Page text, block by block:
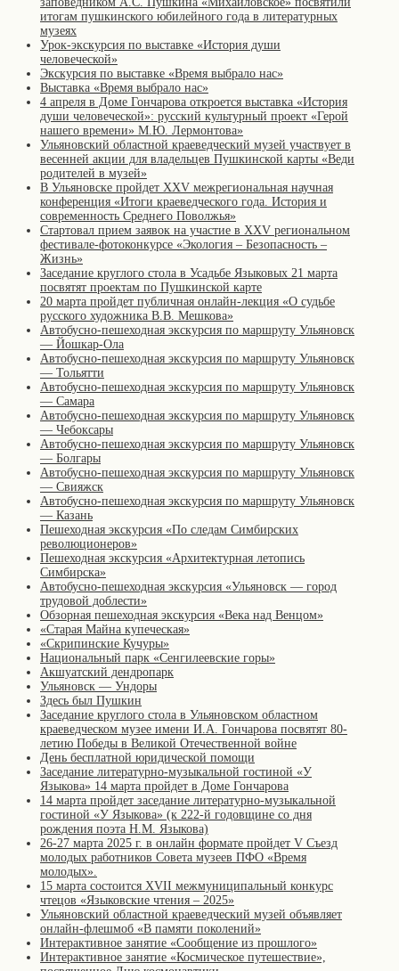
итогам пушкинского юбилейного года в литературных
музеях
Урок-экскурсия по выставке «История души
человеческой»
Экскурсия по выставке «Время выбрало нас»
Выставка «Время выбрало нас»
4 апреля в Доме Гончарова откроется выставка «История
души человеческой»: русский культурный проект «Герой
нашего времени» М.Ю. Лермонтова»
Ульяновский областной краеведческий музей участвует в
весенней акции для владельцев Пушкинской карты «Веди
родителей в музей»
В Ульяновске пройдет XXV межрегиональная научная
конференция «Итоги краеведческого года. История и
современность Среднего Поволжья»
Стартовал прием заявок на участие в XXV региональном
фестивале-фотоконкурсе «Экология – Безопасность –
Жизнь»
Заседание круглого стола в Усадьбе Языковых 21 марта
посвятят проектам по Пушкинской карте
20 марта пройдет публичная онлайн-лекция «О судьбе
русского художника В.В. Мешкова»
Автобусно-пешеходная экскурсия по маршруту Ульяновск
— Йошкар-Ола
Автобусно-пешеходная экскурсия по маршруту Ульяновск
— Тольятти
Автобусно-пешеходная экскурсия по маршруту Ульяновск
— Самара
Автобусно-пешеходная экскурсия по маршруту Ульяновск
— Чебоксары
Автобусно-пешеходная экскурсия по маршруту Ульяновск
— Болгары
Автобусно-пешеходная экскурсия по маршруту Ульяновск
— Свияжск
Автобусно-пешеходная экскурсия по маршруту Ульяновск
— Казань
Пешеходная экскурсия «По следам Симбирских
революционеров»
Пешеходная экскурсия «Архитектурная летопись
Симбирска»
Автобусно-пешеходная экскурсия «Ульяновск — город
трудовой доблести»
Обзорная пешеходная экскурсия «Века над Венцом»
«Старая Майна купеческая»
«Скрипинские Кучуры»
Национальный парк «Сенгилеевские горы»
Акшуатский дендропарк
Ульяновск — Ундоры
Здесь был Пушкин
Заседание круглого стола в Ульяновском областном
краеведческом музее имени И.А. Гончарова посвятят 80-
летию Победы в Великой Отечественной войне
День бесплатной юридической помощи
Заседание литературно-музыкальной гостиной «У
Языкова» 14 марта пройдет в Доме Гончарова
14 марта пройдет заседание литературно-музыкальной
гостиной «У Языкова» (к 222-й годовщине со дня
рождения поэта Н.М. Языкова)
26-27 марта 2025 г. в онлайн формате пройдет V Съезд
молодых работников Совета музеев ПФО «Время
молодых».
15 марта состоится XVII межмуниципальный конкурс
чтецов «Языковские чтения – 2025»
Ульяновский областной краеведческий музей объявляет
онлайн-флешмоб «В памяти поколений»
Интерактивное занятие «Сообщение из прошлого»
Интерактивное занятие «Космическое путешествие»,